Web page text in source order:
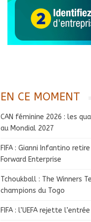
EN CE MOMENT
CAN féminine 2026 : les
au Mondial 2027
FIFA : Gianni Infantino
Forward Enterprise
Tchoukball : The Winners
champions du Togo
FIFA : l’UEFA rejette